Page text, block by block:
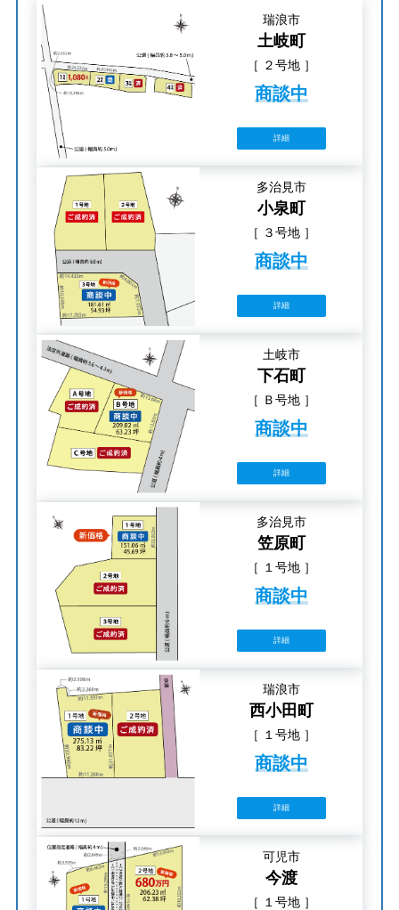
瑞浪市
土岐町
［ ２号地 ］
商談中
詳細
多治見市
小泉町
［ ３号地 ］
商談中
詳細
土岐市
下石町
［ Ｂ号地 ］
商談中
詳細
多治見市
笠原町
［ １号地 ］
商談中
詳細
瑞浪市
西小田町
［ １号地 ］
商談中
詳細
可児市
今渡
［ １号地 ］